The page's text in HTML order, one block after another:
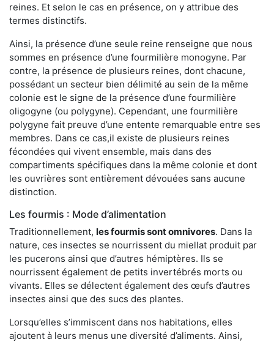
reines. Et selon le cas en présence, on y attribue des
termes distinctifs.
Ainsi, la présence d’une seule reine renseigne que nous
sommes en présence d’une fourmilière monogyne. Par
contre, la présence de plusieurs reines, dont chacune,
possédant un secteur bien délimité au sein de la même
colonie est le signe de la présence d’une fourmilière
oligogyne (ou polygyne). Cependant, une fourmilière
polygyne fait preuve d’une entente remarquable entre ses
membres. Dans ce cas,il existe de plusieurs reines
fécondées qui vivent ensemble, mais dans des
compartiments spécifiques dans la même colonie et dont
les ouvrières sont entièrement dévouées sans aucune
distinction.
Les fourmis : Mode d’alimentation
Traditionnellement, les fourmis sont omnivores. Dans la
nature, ces insectes se nourrissent du miellat produit par
les pucerons ainsi que d’autres hémiptères. Ils se
nourrissent également de petits invertébrés morts ou
vivants. Elles se délectent également des œufs d’autres
insectes ainsi que des sucs des plantes.
Lorsqu’elles s’immiscent dans nos habitations, elles
ajoutent à leurs menus une diversité d’aliments. Ainsi,